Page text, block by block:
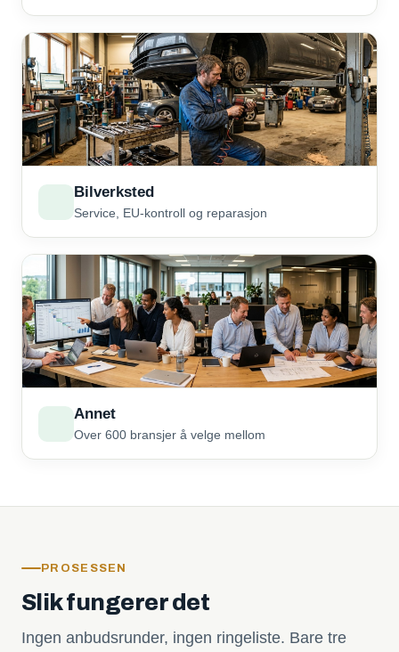
Bilverksted
Service, EU-kontroll og reparasjon
Annet
Over 600 bransjer å velge mellom
PROSESSEN
Slik fungerer det
Ingen anbudsrunder, ingen ringeliste. Bare tre